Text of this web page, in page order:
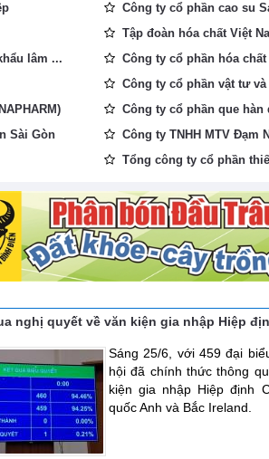
lâm ...
Sài Gòn
Công ty cổ phần cao su
Tập đoàn hóa chất Việt
Công ty cổ phần hóa
Công ty cổ phần vật tư
Công ty cổ phần que
Công ty TNHH MTV Đạm
Tổng công ty cổ phần
nghị quyết về văn kiện gia nhập Hiệp
Sáng 25/6, với 459 đại
hội đã chính thức thông
kiện gia nhập Hiệp định
quốc Anh và Bắc Ireland.